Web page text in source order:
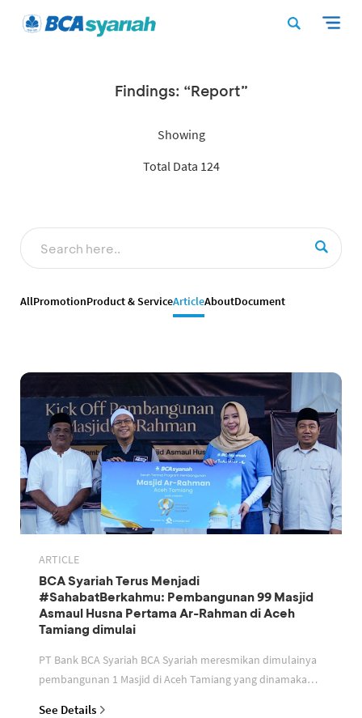
Findings: “Report”
Showing
Total Data 124
AllPromotionProduct & ServiceArticleAboutDocument
ARTICLE
BCA Syariah Terus Menjadi
#SahabatBerkahmu: Pembangunan 99 Masjid
Asmaul Husna Pertama Ar-Rahman di Aceh
Tamiang dimulai
PT Bank BCA Syariah BCA Syariah meresmikan dimulainya
pembangunan 1 Masjid di Aceh Tamiang yang dinamakan
See Details